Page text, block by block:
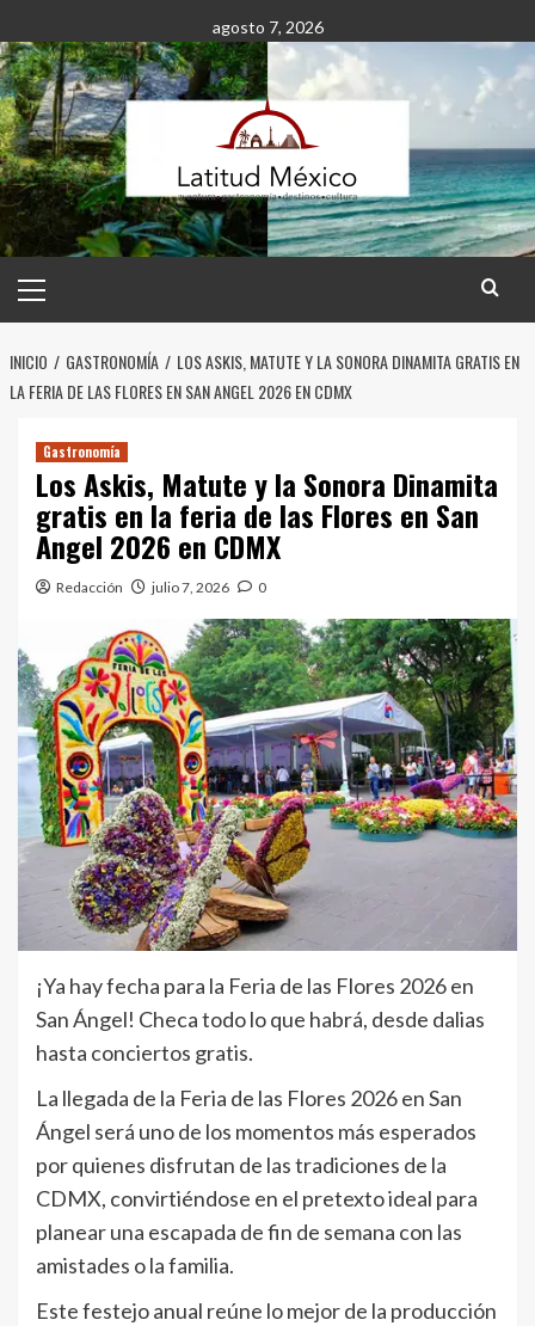
al
contenido
agosto 7, 2026
principal
INICIO GASTRONOMÍA
LOS ASKIS, MATUTE Y LA SONORA DINAMITA GRATIS EN
LA FERIA DE LAS FLORES EN SAN ANGEL 2026 EN CDMX
Gastronomía
Los Askis, Matute y la Sonora Dinamita
gratis en la feria de las Flores en San
Angel 2026 en CDMX
Redacción julio 7, 2026 0
¡Ya hay fecha para la Feria de las Flores 2026 en
San Ángel! Checa todo lo que habrá, desde dalias
hasta conciertos gratis.
La llegada de la Feria de las Flores 2026 en San
Ángel será uno de los momentos más esperados
por quienes disfrutan de las tradiciones de la
CDMX, convirtiéndose en el pretexto ideal para
planear una escapada de fin de semana con las
amistades o la familia.
Este festejo anual reúne lo mejor de la producción